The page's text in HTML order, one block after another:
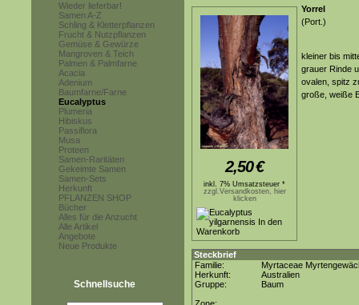
Wieder lieferbar!
Samen A-Z
Schling & Kletterpflanzen
Frucht & Nutzpflanzen
Gemüse & Gewürze
Mangroven & Teich
Palmen & Palmfarne
Acacia
Adenium
Baumfarne/Farne
Eucalyptus
Plumeria
Hibiskus
Passiflora
Musa
Proteen
Samen-Raritäten
Gekeimte Samen
Samen-Sets
Herkunft
PFLANZEN SHOP
Bücher
Alles für die Anzucht
Alle Artikel
Angebote
Neue Produkte
Schnellsuche
2,50€
inkl. 7% Umsatzsteuer *
zzgl.Versandkosten, hier
klicken
Yorrel
(Port.)
kleiner bis
grauer Rinde
ovalen, spitz
große, weiße
Steckbrief
Familie:
Myrtaceae
Herkunft:
Australien
Gruppe:
Baum